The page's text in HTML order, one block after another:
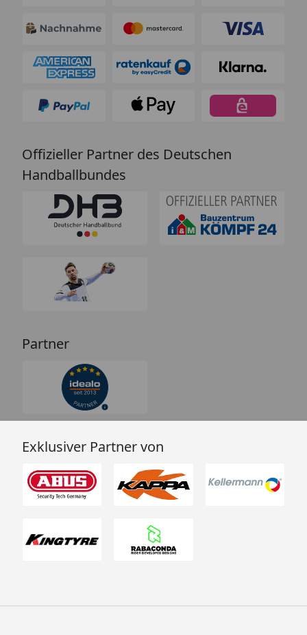
Offizieller Partner des Deutschen
Handballbundes
Partner
Exklusiver Partner von